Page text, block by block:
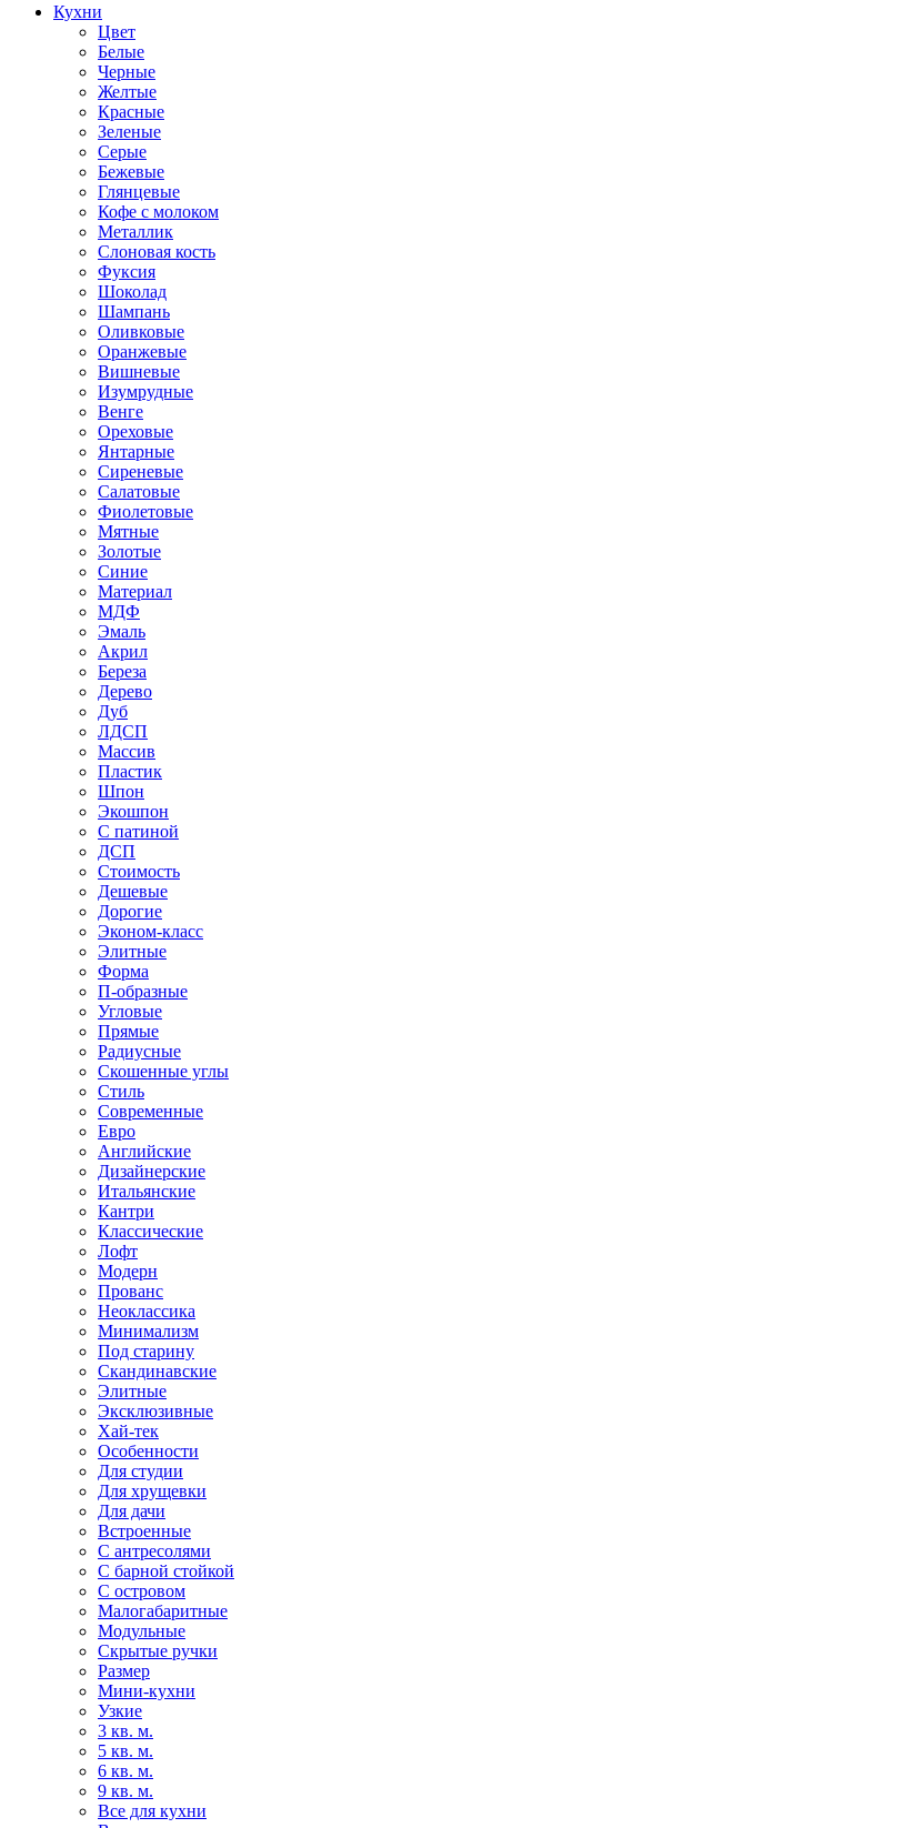
Кухни
Цвет
Белые
Черные
Желтые
Красные
Зеленые
Серые
Бежевые
Глянцевые
Кофе с молоком
Металлик
Слоновая кость
Фуксия
Шоколад
Шампань
Оливковые
Оранжевые
Вишневые
Изумрудные
Венге
Ореховые
Янтарные
Сиреневые
Салатовые
Фиолетовые
Мятные
Золотые
Синие
Материал
МДФ
Эмаль
Акрил
Береза
Дерево
Дуб
ЛДСП
Массив
Пластик
Шпон
Экошпон
С патиной
ДСП
Стоимость
Дешевые
Дорогие
Эконом-класс
Элитные
Форма
П-образные
Угловые
Прямые
Радиусные
Скошенные углы
Стиль
Современные
Евро
Английские
Дизайнерские
Итальянские
Кантри
Классические
Лофт
Модерн
Прованс
Неоклассика
Минимализм
Под старину
Скандинавские
Элитные
Эксклюзивные
Хай-тек
Особенности
Для студии
Для хрущевки
Для дачи
Встроенные
С антресолями
С барной стойкой
С островом
Малогабаритные
Модульные
Скрытые ручки
Размер
Мини-кухни
Узкие
3 кв. м.
5 кв. м.
6 кв. м.
9 кв. м.
Все для кухни